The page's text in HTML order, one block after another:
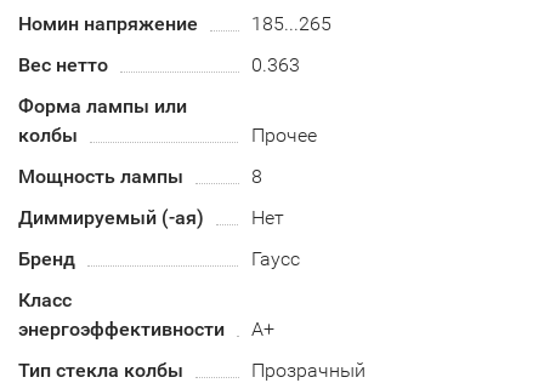
Номин напряжение
185...265
Вес нетто
0.363
Форма лампы или
колбы
Прочее
Мощность лампы
8
Диммируемый (-ая)
Нет
Бренд
Гаусс
Класс
энергоэффективности
A+
Тип стекла колбы
Прозрачный